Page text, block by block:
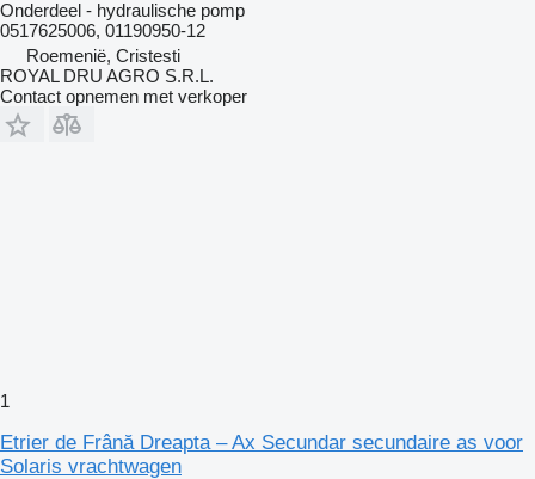
Onderdeel - hydraulische pomp
0517625006, 01190950-12
Roemenië, Cristesti
ROYAL DRU AGRO S.R.L.
Contact opnemen met verkoper
1
Etrier de Frână Dreapta – Ax Secundar secundaire as voor
Solaris vrachtwagen